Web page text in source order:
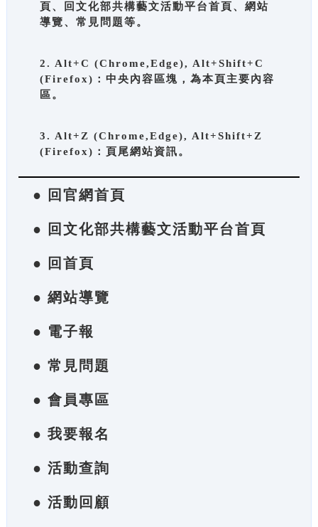
頁、回文化部共構藝文活動平台首頁、網站
導覽、常見問題等。
2. Alt+C (Chrome,Edge), Alt+Shift+C
(Firefox)：中央內容區塊，為本頁主要內容
區。
3. Alt+Z (Chrome,Edge), Alt+Shift+Z
(Firefox)：頁尾網站資訊。
● 回官網首頁
● 回文化部共構藝文活動平台首頁
● 回首頁
● 網站導覽
● 電子報
● 常見問題
● 會員專區
● 我要報名
● 活動查詢
● 活動回顧